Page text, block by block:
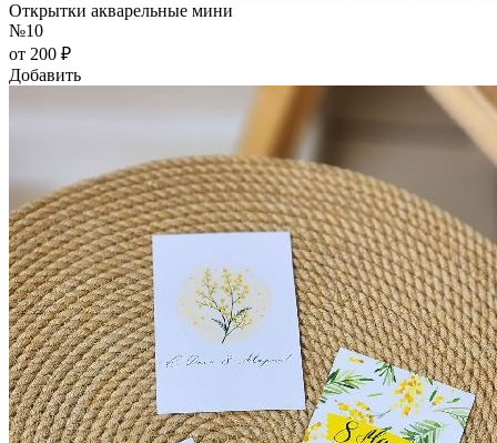
Открытки акварельные мини
№10
от 200 ₽
Добавить